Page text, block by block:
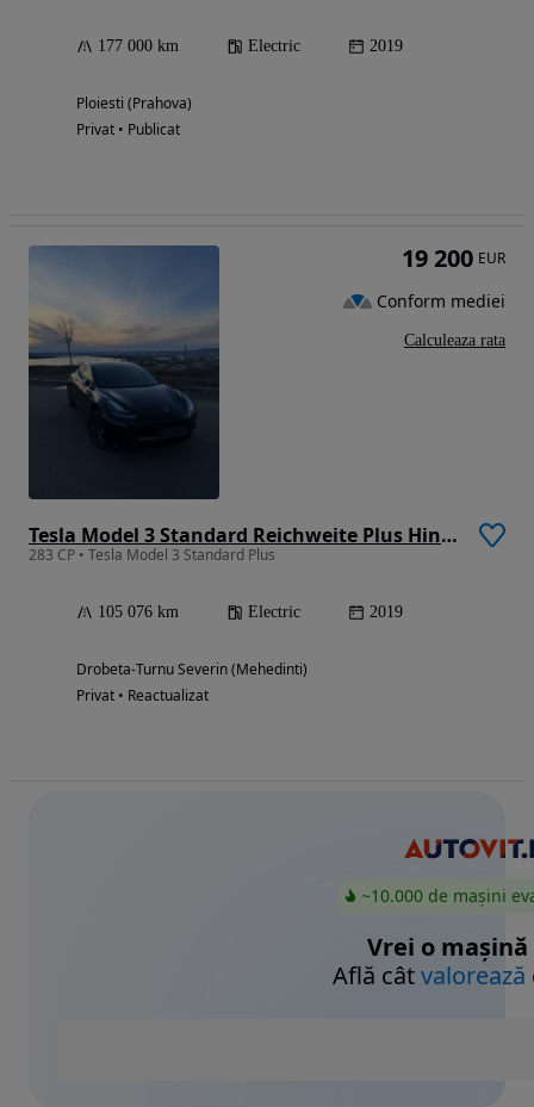
177 000 km Electric 2019
Ploiesti (Prahova)
Privat • Publicat
Tesla Model 3 Standard Reichweite Plus Hinterradantrieb
283 CP • Tesla Model 3 Standard Plus
105 076 km Electric 2019
Drobeta-Turnu Severin (Mehedinti)
Privat • Reactualizat
19 200 EUR
Conform mediei
Calculeaza rata
~10.000 de mașini
Vrei o mașină
Află câtvalorează